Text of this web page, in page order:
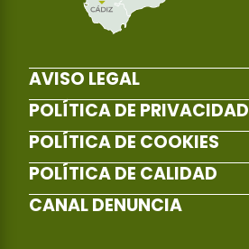
AVISO LEGAL
POLÍTICA DE PRIVACIDAD
POLÍTICA DE COOKIES
POLÍTICA DE CALIDAD
CANAL DENUNCIA